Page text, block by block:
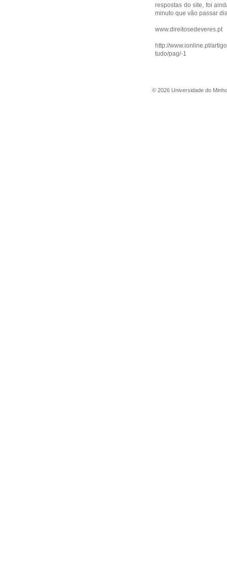
respostas do site, foi
minuto que vão passar
www.direitosedeveres.pt
http://www.ionline.pt/
tudo/pag/-1
© 2026 Universidade do